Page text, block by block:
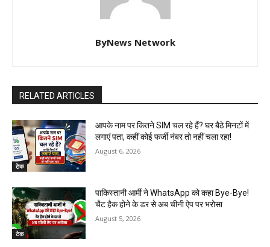
ByNews Network
RELATED ARTICLES
टेक
आपके नाम पर कितने SIM चल रहे हैं? घर बैठे मिनटों में
लगाएं पता, कहीं कोई फर्जी नंबर तो नहीं चला रहा!
August 6, 2026
टेक
पाकिस्तानी आर्मी ने WhatsApp को कहा Bye-Bye!
चैट हैक होने के डर से अब चीनी ऐप पर भरोसा
August 5, 2026